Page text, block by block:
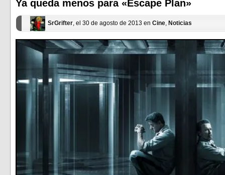
nueva) nueva)
Ya queda menos para «Escape Plan»
SrGrifter , el 30 de agosto de 2013 en Cine Noticias